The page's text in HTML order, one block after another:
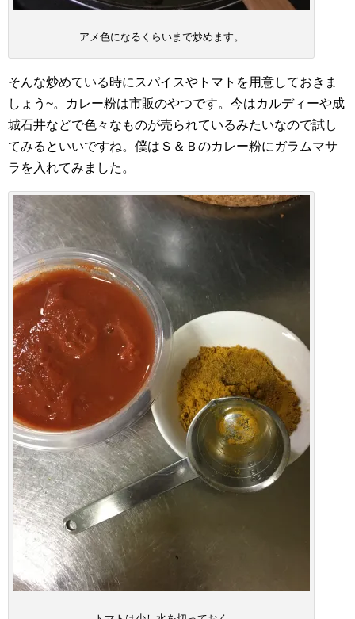
アメ色になるくらいまで炒めます。
そんな炒めている時にスパイスやトマトを用意しておきま
しょう~。カレー粉は市販のやつです。今はカルディーや成
城石井などで色々なものが売られているみたいなので試し
てみるといいですね。僕はＳ＆Ｂのカレー粉にガラムマサ
ラを入れてみました。